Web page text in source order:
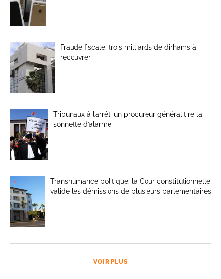
Fraude fiscale: trois milliards de dirhams à
recouvrer
Tribunaux à l’arrêt: un procureur général tire la
sonnette d’alarme
Transhumance politique: la Cour constitutionnelle
valide les démissions de plusieurs parlementaires
VOIR PLUS